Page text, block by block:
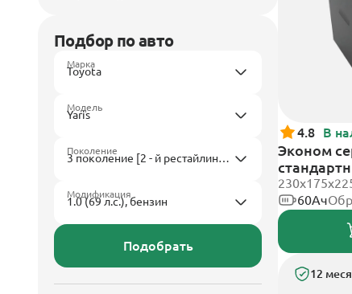
Подбор по авто
Марка
Модель
Поколение
Модификация
Подобрать
4.8 В
Эконом
60Ач
12